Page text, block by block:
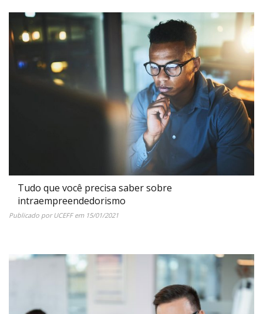
Tudo que você precisa saber sobre
intraempreendedorismo
Publicado porUCEFFem 15/01/2021